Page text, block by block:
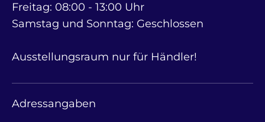
Freitag: 08:00 - 13:00 Uhr
Samstag und Sonntag: Geschlossen
Ausstellungsraum nur für Händler!
Adressangaben